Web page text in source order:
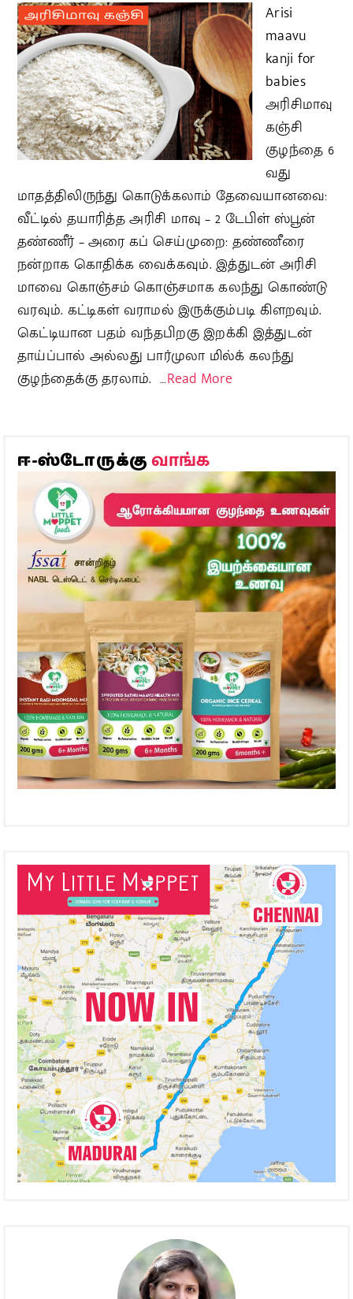
Arisi
maavu
kanji for
babies
அரிசிமாவு
கஞ்சி
குழந்தை 6
வது
மாதத்திலிருந்து கொடுக்கலாம் தேவையானவை:
வீட்டில் தயாரித்த அரிசி மாவு – 2 டேபிள் ஸ்பூன்
தண்ணீர் – அரை கப் செய்முறை: தண்ணீரை
நன்றாக கொதிக்க வைக்கவும். இத்துடன் அரிசி
மாவை கொஞ்சம் கொஞ்சமாக கலந்து கொண்டு
வரவும். கட்டிகள் வராமல் இருக்கும்படி கிளறவும்.
கெட்டியான பதம் வந்தபிறகு இறக்கி இத்துடன்
தாய்ப்பால் அல்லது பார்முலா மில்க் கலந்து
குழந்தைக்கு தரலாம். …Read More
ஈ-ஸ்டோருக்குவாங்க